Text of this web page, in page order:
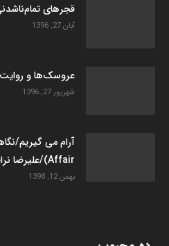
قجرهای
آبان 27, 1396
عروسک­‌ها و
شهریور 27, 1396
Affair)/علیرضا نراقی
بهمن 12, 1398